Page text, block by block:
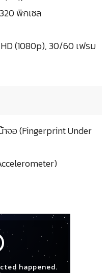
พิกเซล
(1080p), 30/60 เฟรม
จอ (Fingerprint Under
happened.